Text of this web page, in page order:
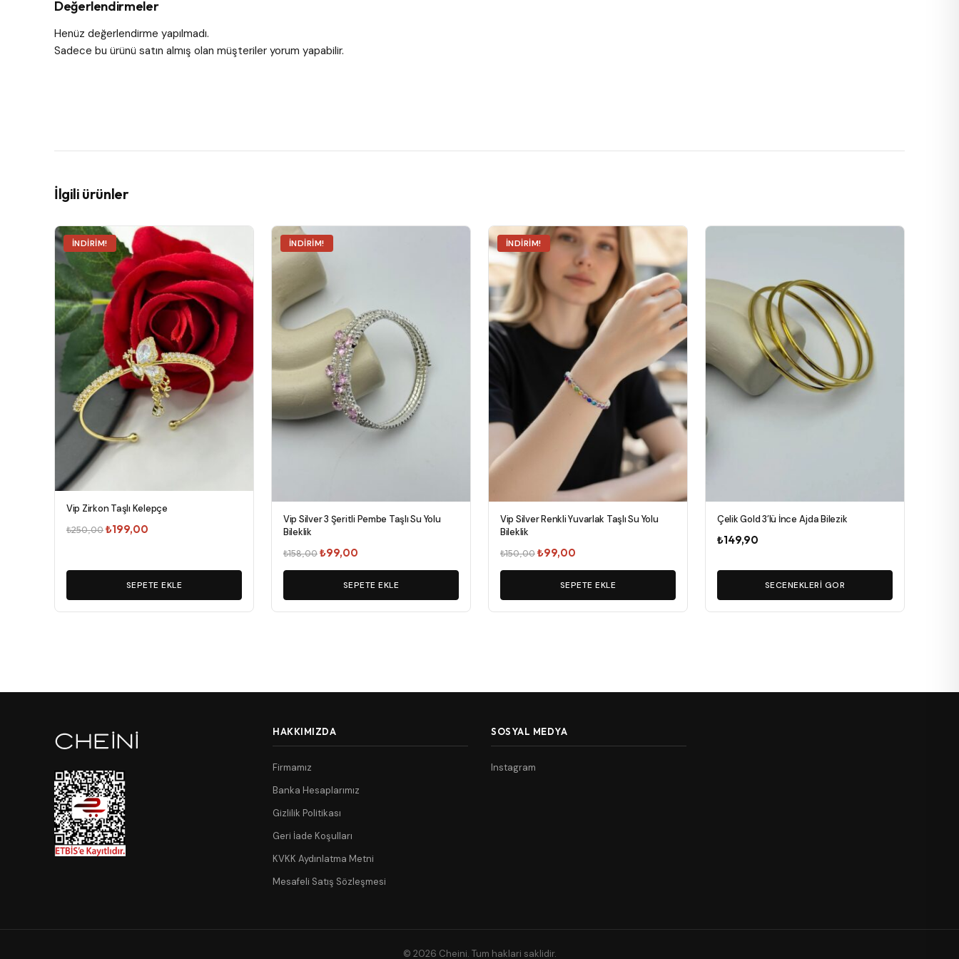
Değerlendirmeler
Henüz değerlendirme yapılmadı.
Sadece bu ürünü satın almış olan müşteriler yorum yapabilir.
İlgili ürünler
İNDIRIM!
Vip Zirkon Taşlı Kelepçe
₺250,00Orijinal
₺199,00
₺199,00.
SEPETE EKLE
İNDIRIM!
Vip Silver 3 Şeritli Pembe Taşlı Su Yolu
Bileklik
₺158,00Orijinal
fiyat:
₺158,00.
₺99,00
andaki
fiyat:
₺99,00.
SEPETE EKLE
İNDIRIM!
Vip Silver Renkli Yuvarlak Taşlı Su Yolu
Bileklik
₺150,00Orijinal
fiyat:
₺150,00.
₺99,00
andaki
fiyat:
₺99,00.
SEPETE EKLE
Çelik Gold 3’lü İnce Ajda Bilezik
₺149,90
SECENEKLERI GOR
Bu
fazla
varyasyonu
Seçenekler
ürün
sayfasından
seçilebilir
HAKKIMIZDA
Firmamız
Banka Hesaplarımız
Gizlilik Politikası
Geri İade Koşulları
KVKK Aydınlatma Metni
Mesafeli Satış Sözleşmesi
SOSYAL MEDYA
Instagram
© 2026 Cheini. Tum haklari saklidir.